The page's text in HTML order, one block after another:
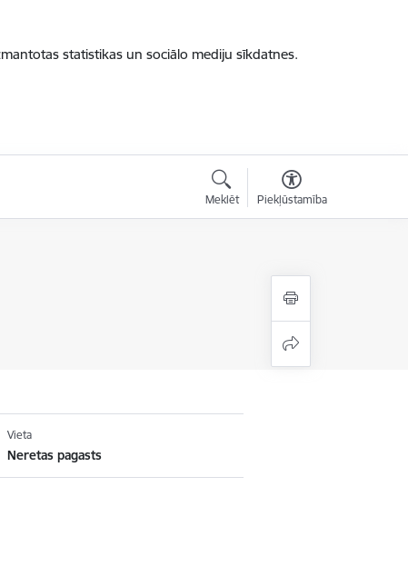
statistikas un sociālo mediju sīkdatnes.
Meklēt Piekļūstamība
Vieta
Neretas pagasts